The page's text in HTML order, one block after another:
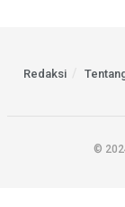
Redaksi
©